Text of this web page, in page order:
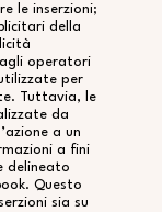
le inserzioni;
della
operatori
per
Tuttavia, le
da
a un
a fini
delineato
Questo
sia su